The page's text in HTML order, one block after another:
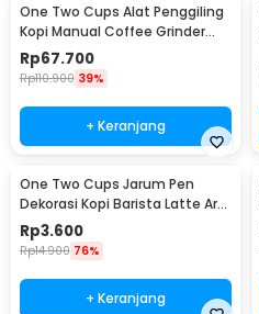
One Two Cups Alat Penggiling
Kopi Manual Coffee Grinder
Adjustable - CF4146
Rp67.700
Rp110.900 39%
+ Keranjang
One Two Cups Jarum Pen
Dekorasi Kopi Barista Latte Art
Needle 13cm - F3F27
Rp3.600
Rp14.900 76%
+ Keranjang